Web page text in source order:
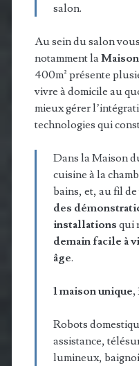
salon.
Au sein du salon
notamment la
400m² présente
vivre à domicile au
mieux gérer
technologies qui
Dans la Maison
cuisine à la
bains, et, au fil
des
installations qui
demain facile à
âge.
1 maison
Robots
assistance,
lumineux,